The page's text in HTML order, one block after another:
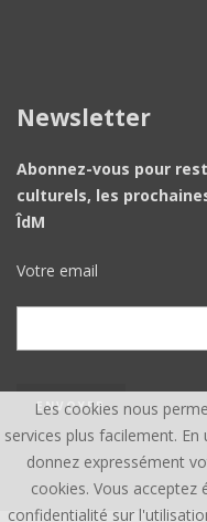
Newsletter
Abonnez-vous pour
culturels, les
ÎdM
Votre email
Les cookies nous
services plus facilement.
donnez expressément
cookies. Vous
confidentialité sur